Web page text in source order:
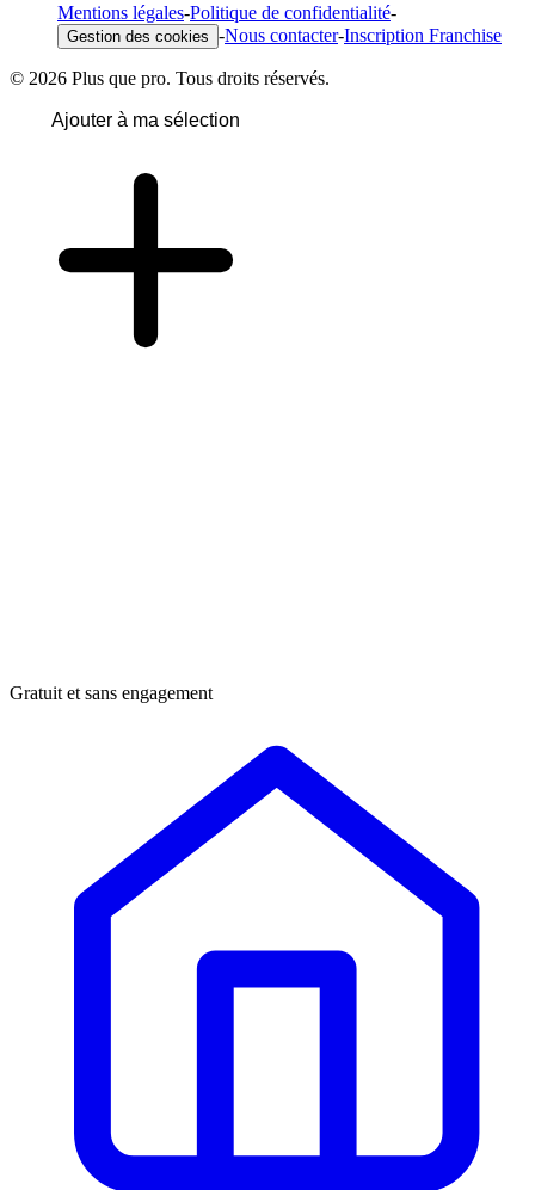
Mentions légales-Politique de confidentialité-
Gestion des cookies -Nous contacter-Inscription Franchise
© 2026 Plus que pro. Tous droits réservés.
Ajouter à ma sélection
Gratuit et sans engagement